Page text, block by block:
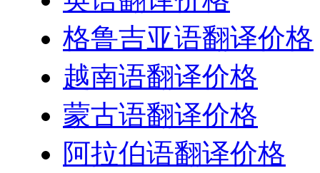
格鲁吉亚语翻译价格
越南语翻译价格
蒙古语翻译价格
阿拉伯语翻译价格